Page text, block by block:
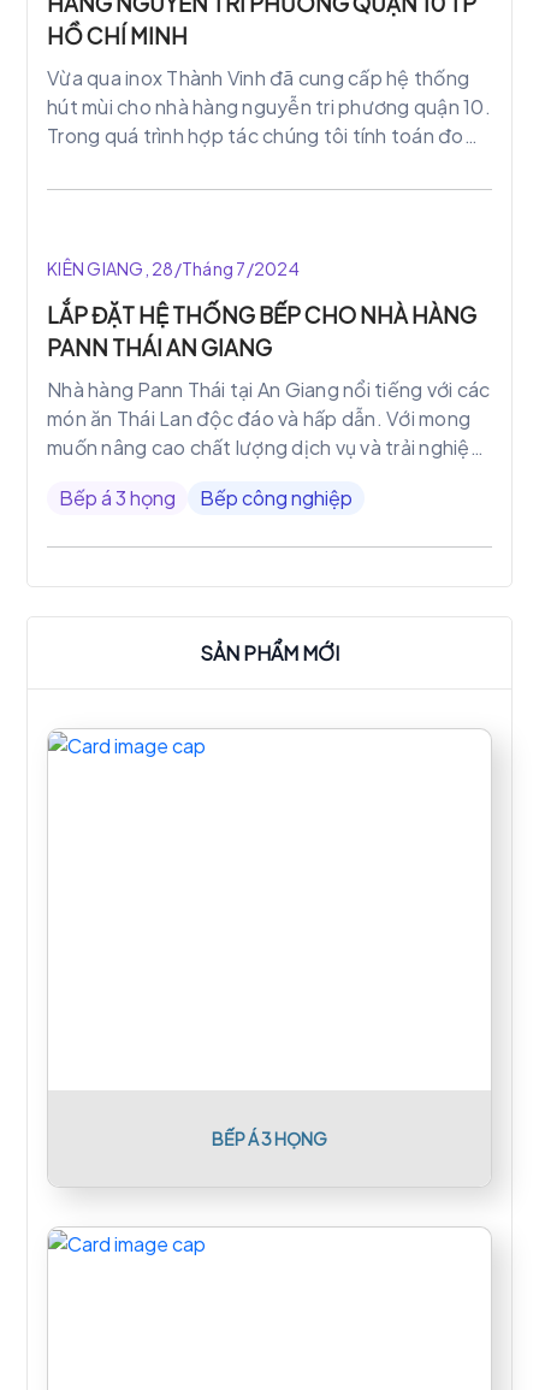
HỒ CHÍ MINH
Vừa qua inox Thành Vinh đã cung cấp hệ thống
hút mùi cho nhà hàng nguyễn tri phương quận 10.
Trong quá trình hợp tác chúng tôi tính toán đo
KIÊN GIANG, 28/Tháng 7/2024
LẮP ĐẶT HỆ THỐNG BẾP CHO NHÀ HÀNG
PANN THÁI AN GIANG
Nhà hàng Pann Thái tại An Giang nổi tiếng với các
món ăn Thái Lan độc đáo và hấp dẫn. Với mong
muốn nâng cao chất lượng dịch vụ và trải nghiệm
thống bếp chất lượng, hiện đại.
Bếp á 3 họng Bếp công nghiệp
SẢN PHẨM MỚI
BẾP Á 3 HỌNG